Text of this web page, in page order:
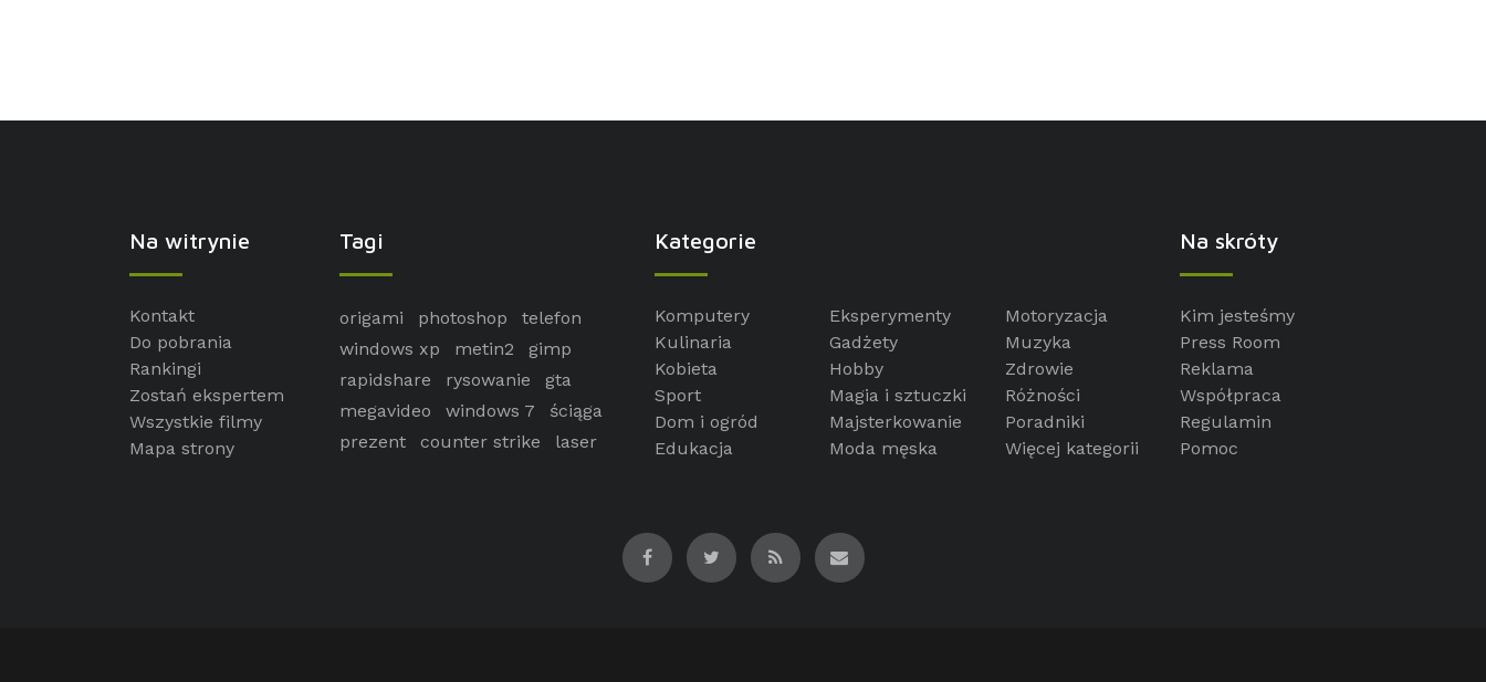
Na witrynie
Kontakt
Do pobrania
Rankingi
Zostań ekspertem
Wszystkie filmy
Mapa strony
Tagi
origami photoshop
telefon
windows xp
metin2
gimp
rapidshare
rysowanie
gta
megavideo
windows 7
ściąga
prezent
counter strike laser
Kategorie
Komputery
Kulinaria
Kobieta
Sport
Dom i ogród
Edukacja
Eksperymenty
Gadżety
Hobby
Magia i sztuczki
Majsterkowanie
Moda męska
Motoryzacja
Muzyka
Zdrowie
Różności
Poradniki
Więcej kategorii
Na skróty
Kim jesteśmy
Press Room
Reklama
Współpraca
Regulamin
Pomoc